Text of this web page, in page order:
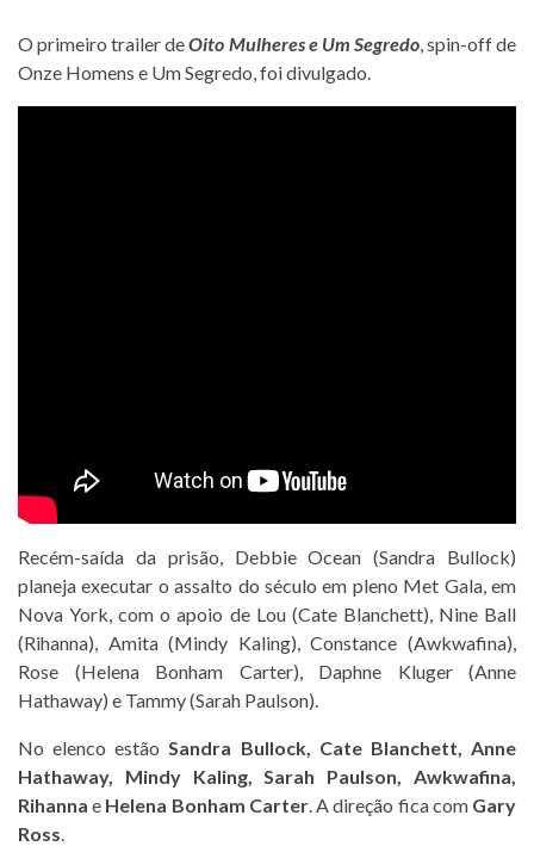
O primeiro trailer deOito Mulheres e Um Segredo, spin-off de
Onze Homens e Um Segredo, foi divulgado.
Recém-saída da prisão, Debbie Ocean (Sandra Bullock)
planeja executar o assalto do século em pleno Met Gala, em
Nova York, com o apoio de Lou (Cate Blanchett), Nine Ball
(Rihanna), Amita (Mindy Kaling), Constance (Awkwafina),
Rose (Helena Bonham Carter), Daphne Kluger (Anne
Hathaway) e Tammy (Sarah Paulson).
No elenco estãoSandra Bullock, Cate Blanchett, Anne
Hathaway, Mindy Kaling, Sarah Paulson, Awkwafina,
Rihanna e Helena Bonham Carter. A direção fica com Gary
Ross.